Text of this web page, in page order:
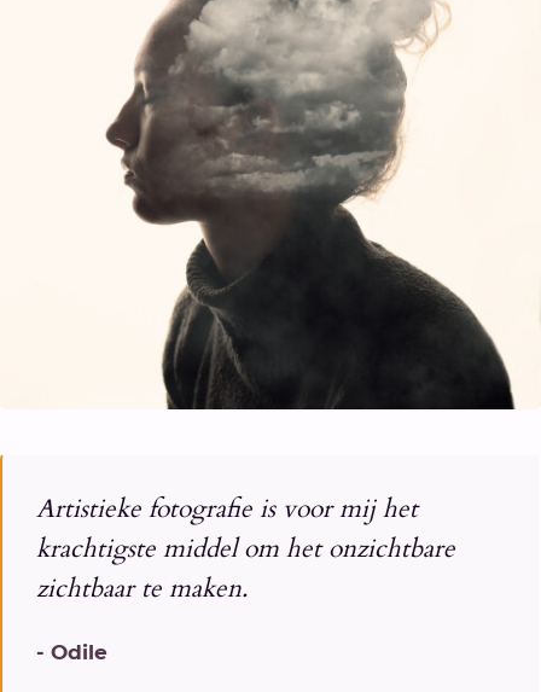
Artistieke fotografie is voor mij het
krachtigste middel om het onzichtbare
zichtbaar te maken.
- Odile